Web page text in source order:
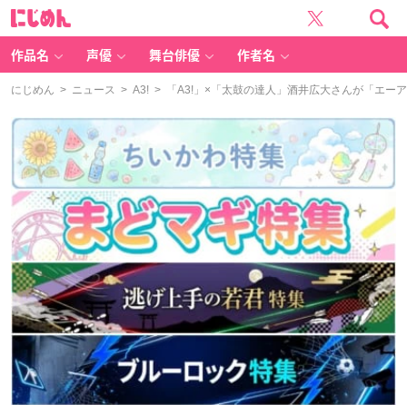
作品名 声優 舞台俳優 作者名
にじめん > ニュース > A3! > 「A3!」×「太鼓の達人」酒井広大さんが「エー